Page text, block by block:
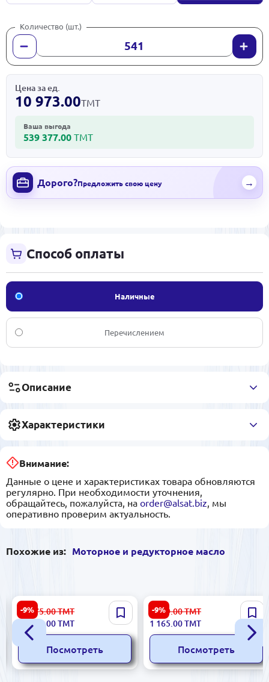
Количество (шт.)
Цена за ед.
10 973.00ТМТ
Ваша выгода
539 377.00 ТМТ
Дорого?Предложить свою цену →
Способ оплаты
Наличные
Перечислением
Описание
Характеристики
Внимание:
Данные о цене и характеристиках товара обновляются
регулярно. При необходимости уточнения,
обращайтесь, пожалуйста, на order@alsat.biz , мы
оперативно проверим актуальность.
Похожие из: Моторное и редукторное масло
-9%
Petronas 1346 | Моторное
масло 5W-40 синтетика
200л
25 675.00ТМТ
23 140.00ТМТ
Посмотреть
-9%
Mobil Delvac MX Super
Defense 15W-40 - 20 л
1 289.00ТМТ
1 165.00ТМТ
Посмотреть